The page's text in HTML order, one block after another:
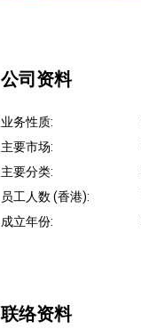
公司资料
业务性质:
主要市场:
主要分类:
员工人数 (香港):
成立年份:
联络资料